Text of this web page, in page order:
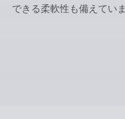
できる柔軟性も備えていま